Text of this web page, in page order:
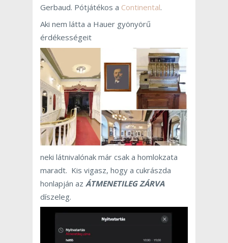
Gerbaud. Pótjátékos a Continental.
Aki nem látta a Hauer gyönyörű
érdékességeit
neki látnivalónak már csak a homlokzata
maradt. Kis vigasz, hogy a cukrászda
honlapján az ÁTMENETILEG ZÁRVA
díszeleg.